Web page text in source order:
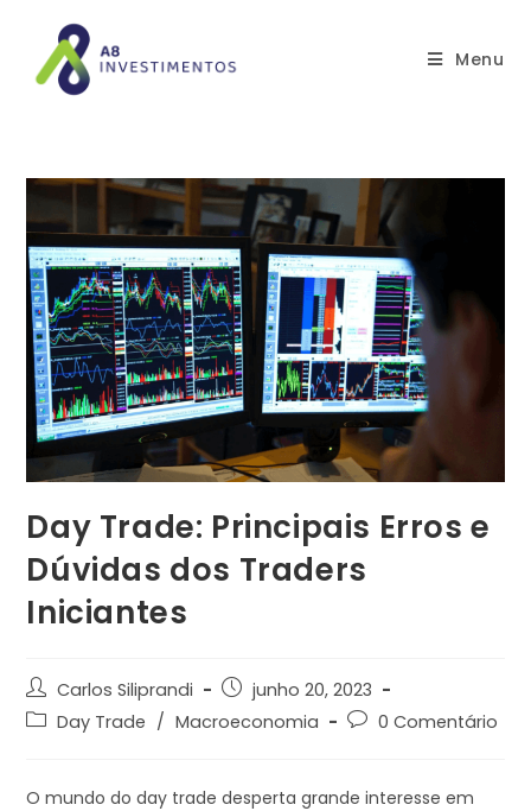
Menu
Day Trade: Principais Erros e
Dúvidas dos Traders
Iniciantes
Carlos Siliprandi
junho 20, 2023
Day Trade / Macroeconomia 0 Comentário
O mundo do day trade desperta grande interesse em